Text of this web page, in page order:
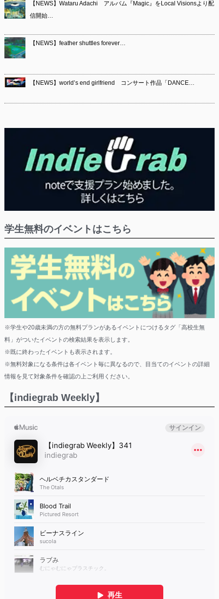
【NEWS】Wataru Adachi アルバム『Magic』をLocal Visionsより配
信開始…
【NEWS】feather shuttles forever…
【NEWS】world’s end girlfriend コンサート作品「DANCE…
学生無料のイベントはこちら
※学生や20歳未満の方の無料プランがあるイベントにつけるタグ「高校生無
料」がついたイベントの検索結果を表示します。
※既に終わったイベントも表示されます。
※無料対象になる条件は各イベント毎に異なるので、目当てのイベントの詳細
情報を見て対象条件を確認の上ご利用ください。
【indiegrab Weekly】